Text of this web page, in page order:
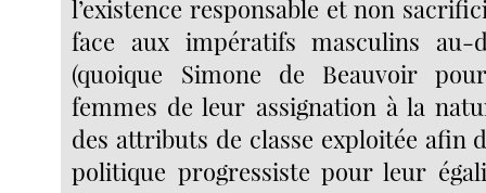
l’existence responsable et non
face aux impératifs masculins au-
(quoique Simone de Beauvoir
femmes de leur assignation à la
des attributs de classe exploitée afin
politique progressiste pour leur